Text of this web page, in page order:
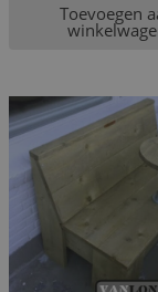
Toevoegen